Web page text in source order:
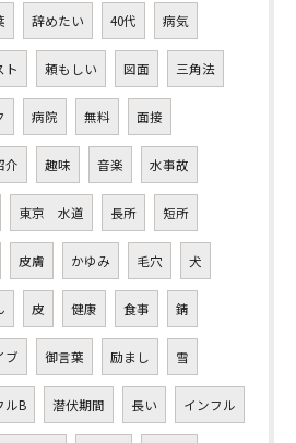
辞めたい 40代 病気
ト 頼もしい 図面 三角法
病院 無料 面接
介 趣味 音楽 水事故
東京 水道 長所 短所
皮膚 かゆみ 毛穴 犬
皮 健康 食事 錆
ブ 御言葉 励まし 雪
ルB 潜伏期間 長い インフル